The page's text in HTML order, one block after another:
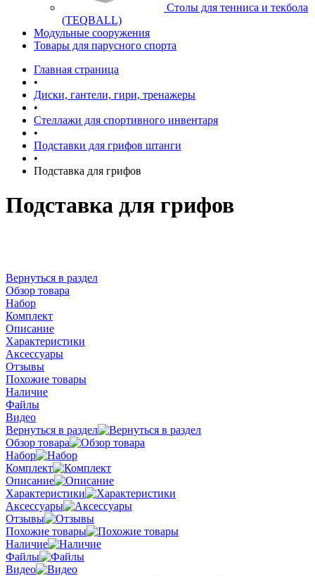
Cтолы для тенниса и текбола
(TEQBALL)
Модульные сооружения
Товары для парусного спорта
Главная страница
•
Диски, гантели, гири, тренажеры
•
Стеллажи для спортивного инвентаря
•
Подставки для грифов штанги
•
Подставка для грифов
Подставка для грифов
Вернуться в раздел
Обзор товара
Набор
Комплект
Описание
Характеристики
Аксессуары
Отзывы
Похожие товары
Наличие
Файлы
Видео
Вернуться в раздел
Обзор товара
Набор
Комплект
Описание
Характеристики
Аксессуары
Отзывы
Похожие товары
Наличие
Файлы
Видео